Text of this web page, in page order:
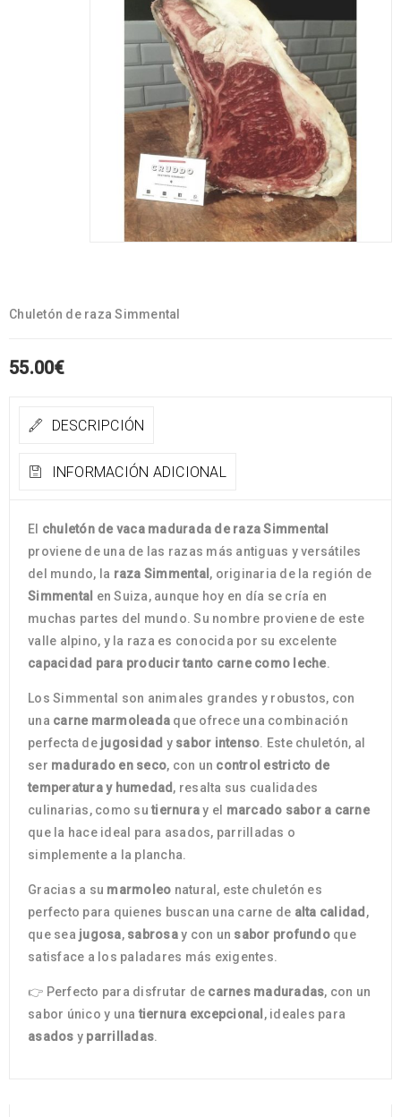
Chuletón de raza Simmental
55.00€
DESCRIPCIÓN
INFORMACIÓN ADICIONAL
El chuletón de vaca madurada de raza Simmental
proviene de una de las razas más antiguas y versátiles
del mundo, la raza Simmental , originaria de la región de
Simmental en Suiza, aunque hoy en día se cría en
muchas partes del mundo. Su nombre proviene de este
valle alpino, y la raza es conocida por su excelente
capacidad para producir tanto carne como leche.
Los Simmental son animales grandes y robustos, con
una carne marmoleada que ofrece una combinación
perfecta de jugosidad y sabor intenso. Este chuletón, al
ser madurado en seco, con un control estricto de
temperatura y humedad , resalta sus cualidades
culinarias, como sutiernuray el marcado sabor a carne
que la hace ideal para asados, parrilladas o
simplemente a la plancha.
Gracias a su marmoleo natural, este chuletón es
perfecto para quienes buscan una carne de alta calidad ,
que sea jugosa, sabrosay con un sabor profundoque
satisface a los paladares más exigentes.
👉 Perfecto para disfrutar de carnes maduradas, con un
sabor único y unatiernura excepcional , ideales para
asados y parrilladas.